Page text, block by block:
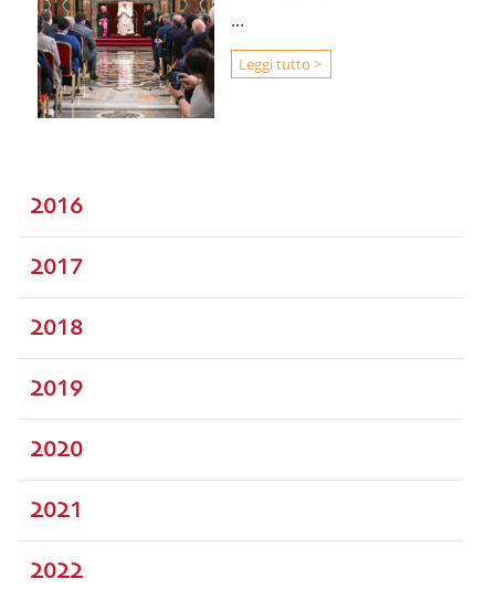
...
Leggi tutto >
2016
2017
2018
2019
2020
2021
2022